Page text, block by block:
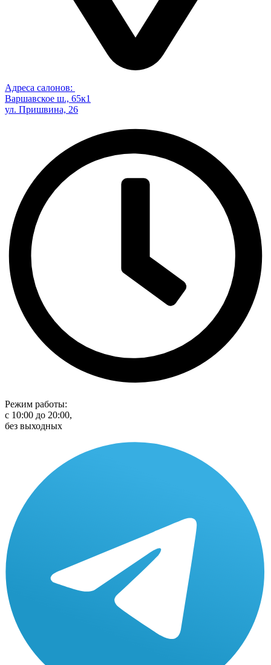
Адреса салонов:
Варшавское ш., 65к1
ул. Пришвина, 26
Режим работы:
с 10:00 до 20:00,
без выходных